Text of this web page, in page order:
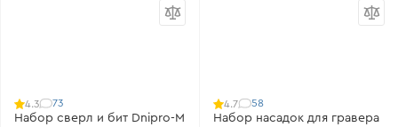
4.3 73
Набор сверл и бит Dnipro-M
4.7 58
Набор насадок для гравера